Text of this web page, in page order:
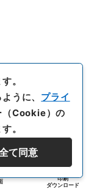
印刷
ダウンロード
。
うに、 プライ
（Cookie）の
。
て同意